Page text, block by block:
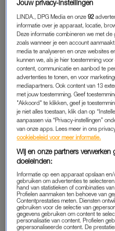
knutseltassen vol wc-
of stiekem roken in het
vol gênante verhalen.
In de rubriek ‘Uit de school
met een moeder die het
valentijnscadeau voor haar
VALENTIJNSDAG
Het is 13 februari als de zoons
Jesse uit groep 7 zich
morgen: Valentijnsdag. Beide
voorzien van een vriendin. En
vooruitzicht is een cadeau ook
De oudste is dan 11 jaar en is
cadeau voor zijn vriendin dan
namelijk een roos en een
Jouw privacy-instellingen
LINDA., DPG Media en onze92
informatie over je apparaat, locatie,
Deze informatie combineren we met de
zoals wanneer je een account
media te analyseren en onze websites
kunnen we, als je hier toestemming
content, communicatie en aanbod te
advertenties te tonen, en voor
mediapartners. Ook content van 13
met jouw toestemming. Geef
"Akkoord" te klikken, geef je
je niet alles toestaan, klik dan op
aanpassen via “Privacy-instellingen”
van onze apps. Lees meer in ons
cookiebeleid voor meer informatie.
Wij en onze partners
doeleinden:
Informatie op een apparaat opslaan
gebruiken om advertenties te
hand van statistieken of combinaties
Profielen aanmaken ten behoeve van
Contentprestaties meten. Diensten
gebruiken voor de selectie van
gegevens gebruiken om content te
personalisatie van content. Profielen
gepersonaliseerde content. De